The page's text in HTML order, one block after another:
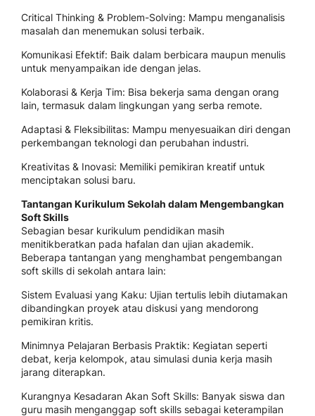
Critical Thinking & Problem-Solving: Mampu menganalisis
masalah dan menemukan solusi terbaik.
Komunikasi Efektif: Baik dalam berbicara maupun menulis
untuk menyampaikan ide dengan jelas.
Kolaborasi & Kerja Tim: Bisa bekerja sama dengan orang
lain, termasuk dalam lingkungan yang serba remote.
Adaptasi & Fleksibilitas: Mampu menyesuaikan diri dengan
perkembangan teknologi dan perubahan industri.
Kreativitas & Inovasi: Memiliki pemikiran kreatif untuk
menciptakan solusi baru.
Tantangan Kurikulum Sekolah dalam Mengembangkan
Soft Skills
Sebagian besar kurikulum pendidikan masih
menitikberatkan pada hafalan dan ujian akademik.
Beberapa tantangan yang menghambat pengembangan
soft skills di sekolah antara lain:
Sistem Evaluasi yang Kaku: Ujian tertulis lebih diutamakan
dibandingkan proyek atau diskusi yang mendorong
pemikiran kritis.
Minimnya Pelajaran Berbasis Praktik: Kegiatan seperti
debat, kerja kelompok, atau simulasi dunia kerja masih
jarang diterapkan.
Kurangnya Kesadaran Akan Soft Skills: Banyak siswa dan
guru masih menganggap soft skills sebagai keterampilan